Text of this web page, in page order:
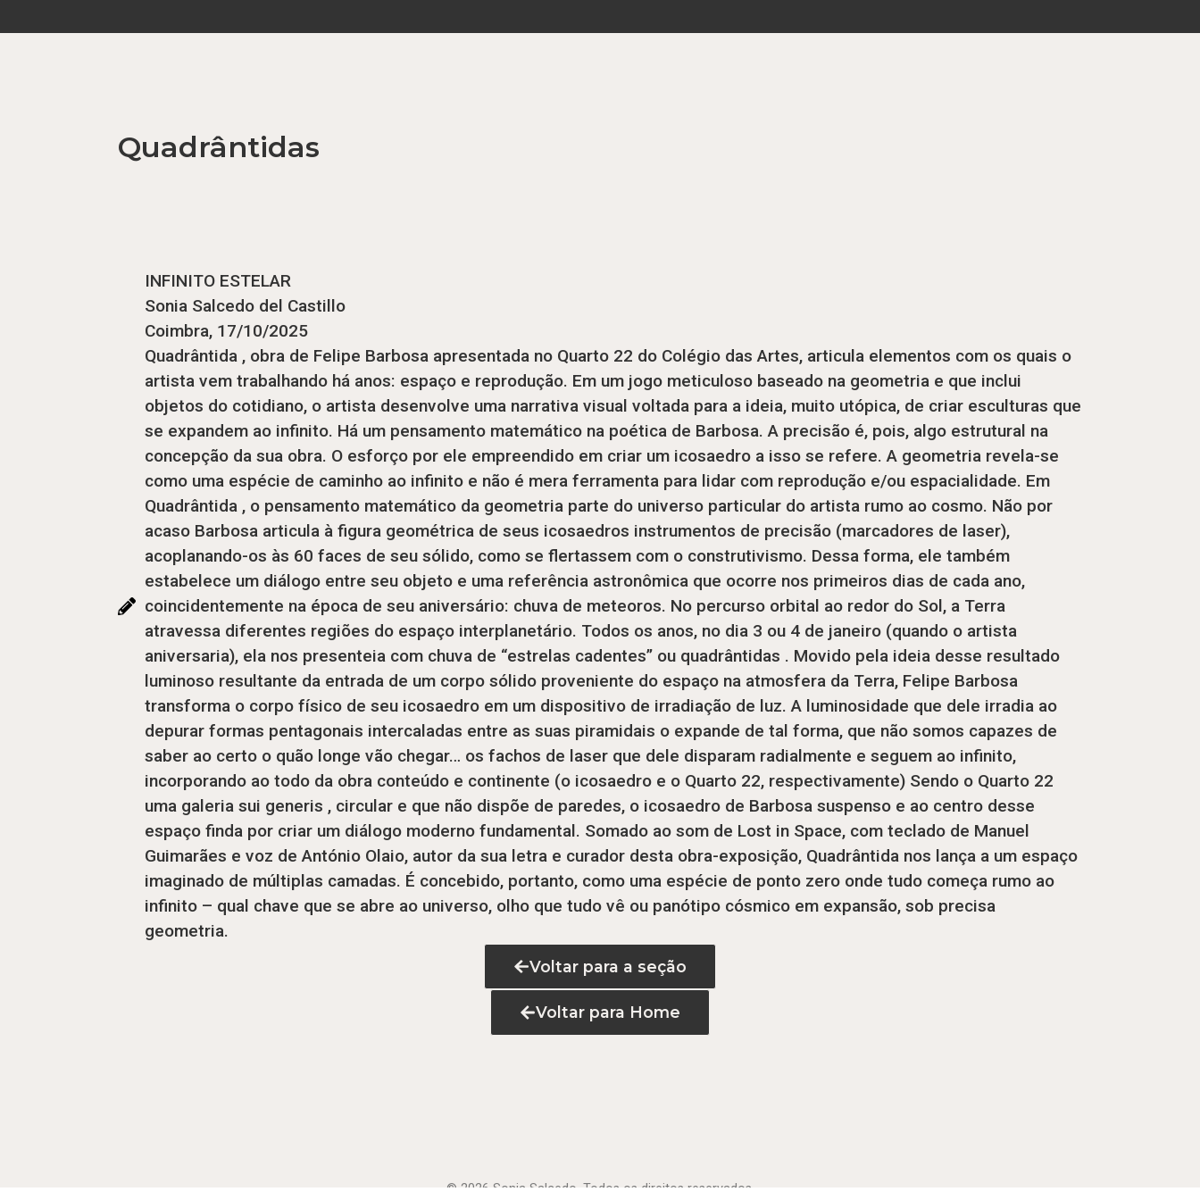
Quadrântidas
INFINITO ESTELAR
Sonia Salcedo del Castillo
Coimbra, 17/10/2025
Quadrântida , obra de Felipe Barbosa apresentada no Quarto 22 do Colégio das Artes, articula elementos com os quais o
artista vem trabalhando há anos: espaço e reprodução. Em um jogo meticuloso baseado na geometria e que inclui
objetos do cotidiano, o artista desenvolve uma narrativa visual voltada para a ideia, muito utópica, de criar esculturas que
se expandem ao infinito. Há um pensamento matemático na poética de Barbosa. A precisão é, pois, algo estrutural na
concepção da sua obra. O esforço por ele empreendido em criar um icosaedro a isso se refere. A geometria revela-se
como uma espécie de caminho ao infinito e não é mera ferramenta para lidar com reprodução e/ou espacialidade. Em
Quadrântida , o pensamento matemático da geometria parte do universo particular do artista rumo ao cosmo. Não por
acaso Barbosa articula à figura geométrica de seus icosaedros instrumentos de precisão (marcadores de laser),
acoplanando-os às 60 faces de seu sólido, como se flertassem com o construtivismo. Dessa forma, ele também
estabelece um diálogo entre seu objeto e uma referência astronômica que ocorre nos primeiros dias de cada ano,
coincidentemente na época de seu aniversário: chuva de meteoros. No percurso orbital ao redor do Sol, a Terra
atravessa diferentes regiões do espaço interplanetário. Todos os anos, no dia 3 ou 4 de janeiro (quando o artista
aniversaria), ela nos presenteia com chuva de “estrelas cadentes” ou quadrântidas . Movido pela ideia desse resultado
luminoso resultante da entrada de um corpo sólido proveniente do espaço na atmosfera da Terra, Felipe Barbosa
transforma o corpo físico de seu icosaedro em um dispositivo de irradiação de luz. A luminosidade que dele irradia ao
depurar formas pentagonais intercaladas entre as suas piramidais o expande de tal forma, que não somos capazes de
saber ao certo o quão longe vão chegar… os fachos de laser que dele disparam radialmente e seguem ao infinito,
incorporando ao todo da obra conteúdo e continente (o icosaedro e o Quarto 22, respectivamente) Sendo o Quarto 22
uma galeria sui generis , circular e que não dispõe de paredes, o icosaedro de Barbosa suspenso e ao centro desse
espaço finda por criar um diálogo moderno fundamental. Somado ao som de Lost in Space, com teclado de Manuel
Guimarães e voz de António Olaio, autor da sua letra e curador desta obra-exposição, Quadrântida nos lança a um espaço
imaginado de múltiplas camadas. É concebido, portanto, como uma espécie de ponto zero onde tudo começa rumo ao
infinito – qual chave que se abre ao universo, olho que tudo vê ou panótipo cósmico em expansão, sob precisa
geometria.
Voltar para a seção
Voltar para Home
© 2026 Sonia Salcedo. Todos os direitos reservados.